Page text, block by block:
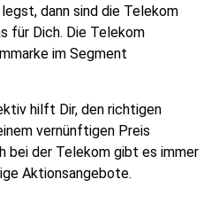
dann sind die Telekom
für Dich. Die Telekom
im Segment
hilft Dir, den richtigen
vernünftigen Preis
bei der Telekom gibt es immer
Aktionsangebote.